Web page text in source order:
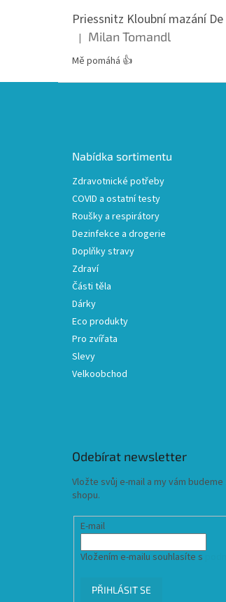
Hodnocení produktu je 5 z 5
| Milan Tomandl
Mě pomáhá 👍
Nabídka sortimentu
Zdravotnické potřeby
COVID a ostatní testy
Roušky a respirátory
Dezinfekce a drogerie
Doplňky stravy
Zdraví
Části těla
Dárky
Eco produkty
Pro zvířata
Slevy
Velkoobchod
Odebírat newsletter
Vložte svůj e-mail a my vám
shopu.
E-mail
Vložením e-mailu souhlasíte s
PŘIHLÁSIT SE